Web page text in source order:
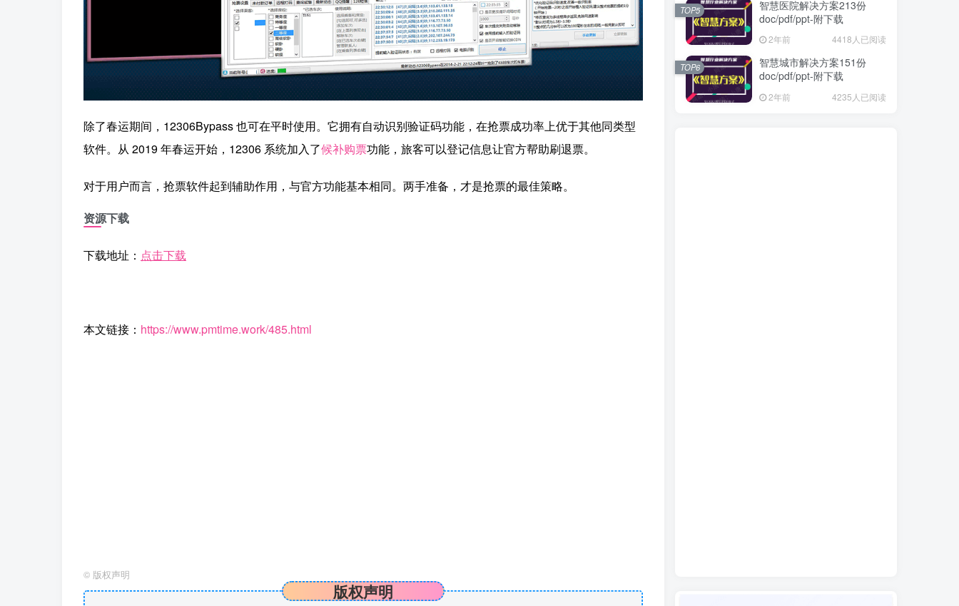
除了春运期间，12306Bypass 也可在平时使用。它拥有自动识别验证码功能，在抢票成功率上优于其他同类型
软件。从 2019 年春运开始，12306 系统加入了候补购票功能，旅客可以登记信息让官方帮助刷退票。
对于用户而言，抢票软件起到辅助作用，与官方功能基本相同。两手准备，才是抢票的最佳策略。
资源下载
下载地址： 点击下载
本文链接： https://www.pmtime.work/485.html
© 版权声明
版权声明
智慧医院解决方案213份
doc/pdf/ppt-附下载
2年前 4418人已阅读
TOP5
智慧城市解决方案151份
doc/pdf/ppt-附下载
2年前 4235人已阅读
TOP6